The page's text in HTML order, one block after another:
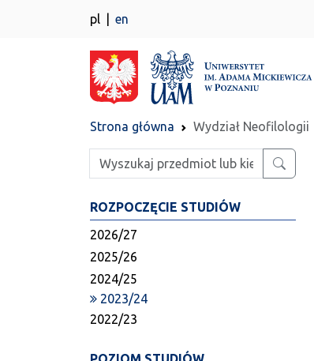
pl en
Strona główna Wydział Neofilologii
Wpisz szukaną frazę
ROZPOCZĘCIE STUDIÓW
2026/27
2025/26
2024/25
2023/24
2022/23